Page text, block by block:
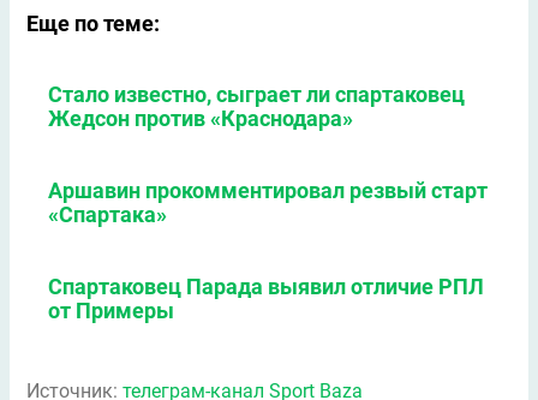
Еще по теме:
Стало известно, сыграет ли спартаковец
Жедсон против «Краснодара»
Аршавин прокомментировал резвый старт
«Спартака»
Спартаковец Парада выявил отличие РПЛ
от Примеры
Источник: телеграм-канал Sport Baza